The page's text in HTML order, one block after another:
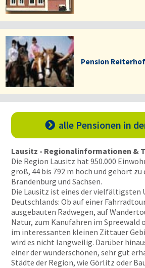
Pension
 alle Pensionen in
Lausitz - Regionalinformationen &
Die Region Lausitz hat 950.000
groß, 44 bis 792 m hoch und gehört zu
Brandenburg und Sachsen.
Die Lausitz ist eines der vielfältigsten
Deutschlands: Ob auf einer
ausgebauten Radwegen, auf
Natur, zum Kanufahren im Spreewald
im interessanten kleinen Zittauer
wird es nicht langweilig. Darüber
einer der wunderschönen, sehr gut
Städte der Region, wie Görlitz oder